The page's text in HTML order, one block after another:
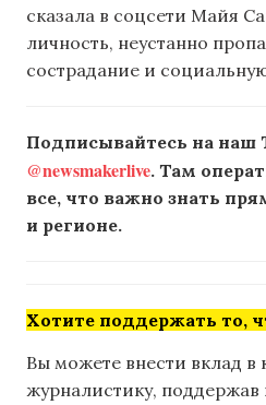
сказала в соцсети Майя
личность, неустанно
сострадание и
Подписывайтесь на наш
@newsmakerlive. Там
все, что важно знать
и регионе.
Хотите поддержать то,
Вы можете внести вклад в
журналистику, поддержав